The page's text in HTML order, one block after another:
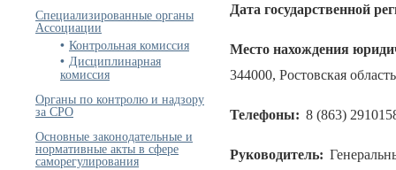
Специализированные органы
Ассоциации
Контрольная комиссия
Дисциплинарная
комиссия
Органы по контролю и надзору
за СРО
Основные законодательные и
нормативные акты в сфере
саморегулирования
Дата государственной
Место нахождения
344000, Ростовская
Телефоны: 8 (863)
Руководитель: